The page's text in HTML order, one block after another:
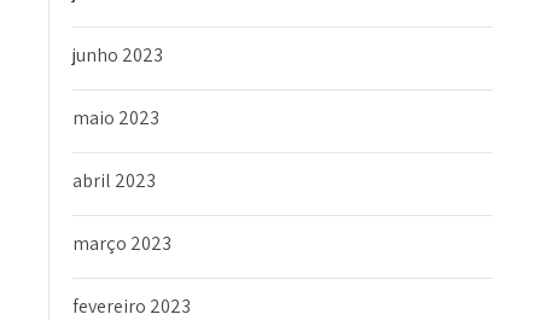
junho 2023
maio 2023
abril 2023
março 2023
fevereiro 2023